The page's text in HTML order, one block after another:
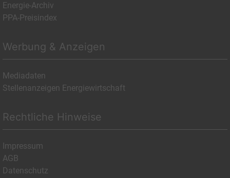
Energie-Archiv
PPA-Preisindex
Werbung & Anzeigen
Mediadaten
Stellenanzeigen Energiewirtschaft
Rechtliche Hinweise
Impressum
AGB
Datenschutz